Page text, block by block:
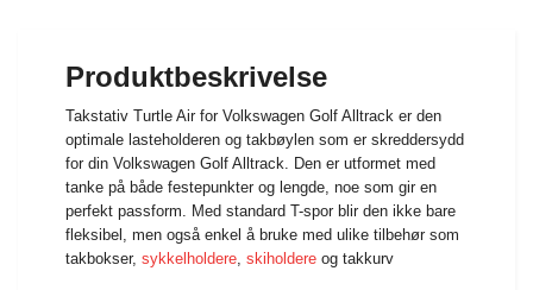
Produktbeskrivelse
Takstativ Turtle Air for Volkswagen Golf Alltrack er den
optimale lasteholderen og takbøylen som er skreddersydd
for din Volkswagen Golf Alltrack. Den er utformet med
tanke på både festepunkter og lengde, noe som gir en
perfekt passform. Med standard T-spor blir den ikke bare
fleksibel, men også enkel å bruke med ulike tilbehør som
takbokser, sykkelholdere skiholdere og takkurv